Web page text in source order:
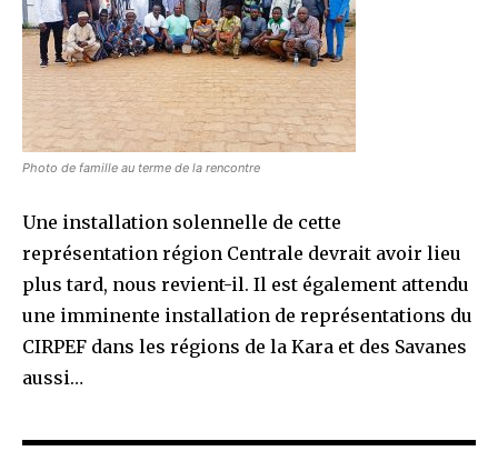
Photo de famille au terme de la rencontre
Une installation solennelle de cette
représentation région Centrale devrait avoir lieu
plus tard, nous revient-il. Il est également attendu
une imminente installation de représentations du
CIRPEF dans les régions de la Kara et des Savanes
aussi…